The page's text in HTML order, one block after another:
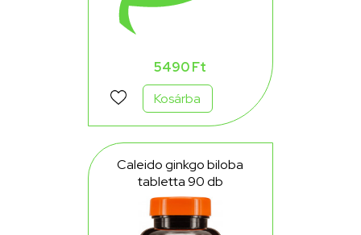
5490 Ft
Kosárba
Caleido ginkgo biloba
tabletta 90 db